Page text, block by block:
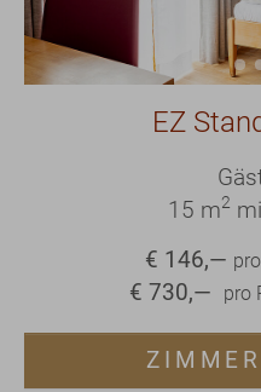
EZ
15 m2
€ 146,—
€ 730,— pro